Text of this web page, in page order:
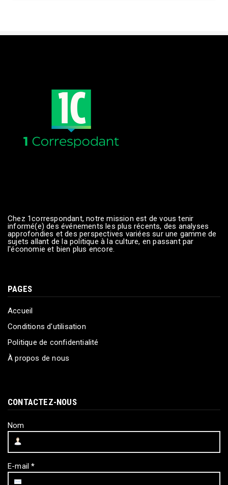
Chez 1correspondant, notre mission est de vous tenir
informé(e) des événements les plus récents, des analyses
approfondies et des perspectives variées sur une gamme de
sujets allant de la politique à la culture, en passant par
l'économie et bien plus encore.
PAGES
Accueil
Conditions d'utilisation
Politique de confidentialité
À propos de nous
CONTACTEZ-NOUS
Nom
E-mail*